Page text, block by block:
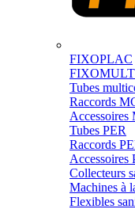
FIXOPLAC
Tubes
Raccords
Accessoires
Tubes PER
Raccords
Accessoires
Collecteurs
Machines à
Flexibles